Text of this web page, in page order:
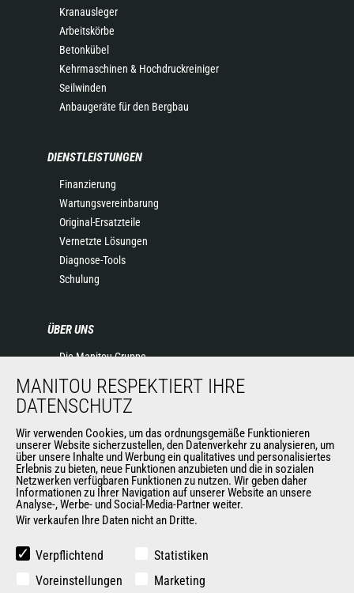
Kranausleger
Arbeitskörbe
Betonkübel
Kehrmaschinen & Hochdruckreiniger
Seilwinden
Anbaugeräte für den Bergbau
DIENSTLEISTUNGEN
Finanzierung
Wartungsvereinbarung
Original-Ersatzteile
Vernetzte Lösungen
Diagnose-Tools
Schulung
ÜBER UNS
Die Manitou-Gruppe
Impressum
Datenschutz
Veranstaltungen
Neuigkeiten
Geschichte
Allgemeine Verkaufs- und Lieferbedingungen
Karriere
MANITOU RESPEKTIERT IHRE
DATENSCHUTZ
Wir verwenden Cookies, um das ordnungsgemäße Funktionieren
unserer Website sicherzustellen, den Datenverkehr zu analysieren, um
über unsere Inhalte und Werbung ein qualitatives und personalisiertes
Erlebnis zu bieten, neue Funktionen anzubieten und die in sozialen
Netzwerken verfügbaren Funktionen zu nutzen. Wir geben daher
Informationen zu Ihrer Navigation auf unserer Website an unsere
Analyse-, Werbe- und Social-Media-Partner weiter.
Wir verkaufen Ihre Daten nicht an Dritte.
Verpflichtend
Statistiken
Voreinstellungen
Marketing